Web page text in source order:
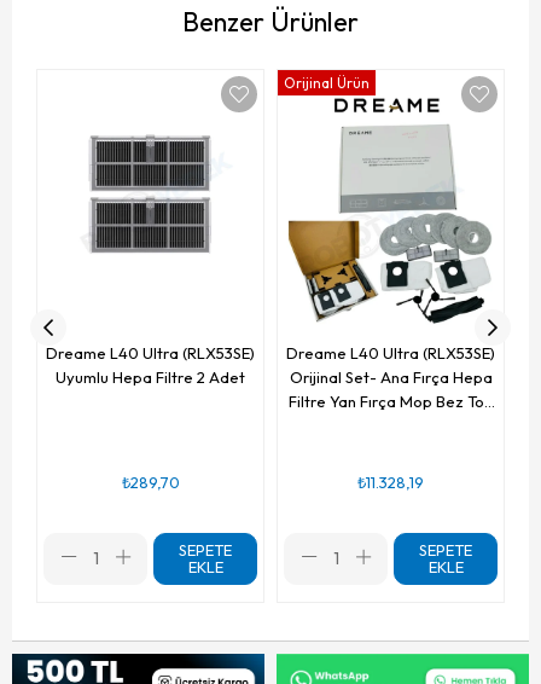
Benzer Ürünler
Dreame L40 Ultra (RLX53SE)
Uyumlu Hepa Filtre 2 Adet
₺289,70
SEPETE
EKLE
Dreame L40 Ultra (RLX53SE)
Orijinal Set- Ana Fırça Hepa
Filtre Yan Fırça Mop Bez Toz
₺11.328,19
SEPETE
EKLE
Orijinal Ürün